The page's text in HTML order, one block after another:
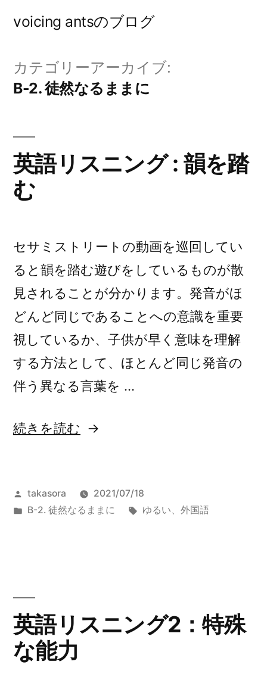
キ
voicing antsのブログ
カテゴリーアーカイブ:
B-2. 徒然なるままに
英語リスニング : 韻を踏
む
セサミストリートの動画を巡回してい
ると韻を踏む遊びをしているものが散
見されることが分かります。発音がほ
どんど同じであることへの意識を重要
視しているか、子供が早く意味を理解
する方法として、ほとんど同じ発音の
伴う異なる言葉を …
“英
ス
韻
を
踏
続きを読む
投
稿
takasora
2021/07/18
カ
B-2. 徒然なるままに
タ
ゆるい、 外国語
英語リスニング2：特殊
な能力